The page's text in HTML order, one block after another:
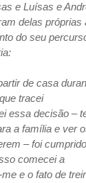
e Luísas e
delas próprias
do seu
de casa
tracei
essa decisão –
a família e ver
– foi
comecei a
e o fato de